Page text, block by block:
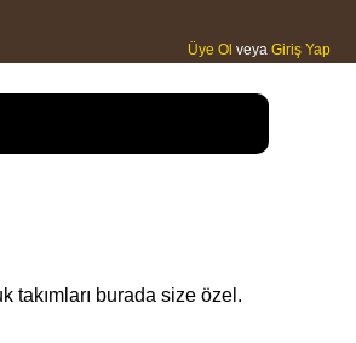
Üye Ol veya Giriş Yap
takımları burada size özel.